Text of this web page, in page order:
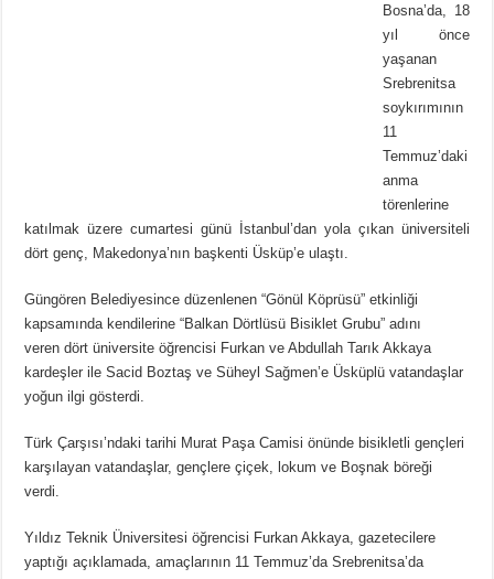
Bosna’da, 18
yıl önce
yaşanan
Srebrenitsa
soykırımının
11
Temmuz’daki
anma
törenlerine
katılmak üzere cumartesi günü İstanbul’dan yola çıkan üniversiteli
dört genç, Makedonya’nın başkenti Üsküp’e ulaştı.
Güngören Belediyesince düzenlenen “Gönül Köprüsü” etkinliği
kapsamında kendilerine “Balkan Dörtlüsü Bisiklet Grubu” adını
veren dört üniversite öğrencisi Furkan ve Abdullah Tarık Akkaya
kardeşler ile Sacid Boztaş ve Süheyl Sağmen’e Üsküplü vatandaşlar
yoğun ilgi gösterdi.
Türk Çarşısı’ndaki tarihi Murat Paşa Camisi önünde bisikletli gençleri
karşılayan vatandaşlar, gençlere çiçek, lokum ve Boşnak böreği
verdi.
Yıldız Teknik Üniversitesi öğrencisi Furkan Akkaya, gazetecilere
yaptığı açıklamada, amaçlarının 11 Temmuz’da Srebrenitsa’da